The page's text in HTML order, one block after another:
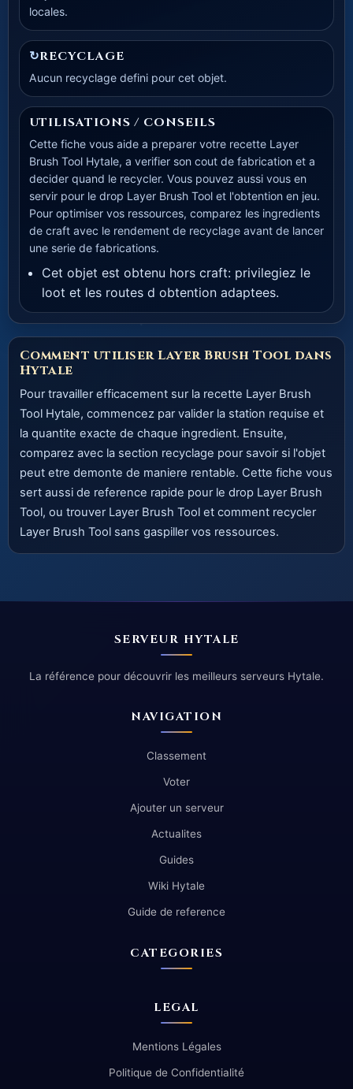
locales.
↻RECYCLAGE
Aucun recyclage defini pour cet objet.
UTILISATIONS / CONSEILS
Cette fiche vous aide a preparer votre recette Layer
Brush Tool Hytale, a verifier son cout de fabrication et a
decider quand le recycler. Vous pouvez aussi vous en
servir pour le drop Layer Brush Tool et l'obtention en jeu.
Pour optimiser vos ressources, comparez les ingredients
de craft avec le rendement de recyclage avant de lancer
une serie de fabrications.
Cet objet est obtenu hors craft: privilegiez le
loot et les routes d obtention adaptees.
Comment utiliser Layer Brush Tool dans
Hytale
Pour travailler efficacement sur la recette Layer Brush
Tool Hytale, commencez par valider la station requise et
la quantite exacte de chaque ingredient. Ensuite,
comparez avec la section recyclage pour savoir si l'objet
peut etre demonte de maniere rentable. Cette fiche vous
sert aussi de reference rapide pour le drop Layer Brush
Tool, ou trouver Layer Brush Tool et comment recycler
Layer Brush Tool sans gaspiller vos ressources.
SERVEUR HYTALE
La référence pour découvrir les meilleurs serveurs Hytale.
NAVIGATION
Classement
Voter
Ajouter un serveur
Actualites
Guides
Wiki Hytale
Guide de reference
CATEGORIES
LEGAL
Mentions Légales
Politique de Confidentialité